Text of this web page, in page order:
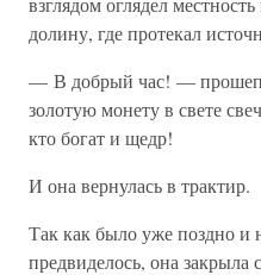
долину, где протекал
— В добрый час! —
золотую монету в свете
кто богат и щедр!
И она вернулась в трактир.
Так как было уже поздно и
предвиделось, она закрыла